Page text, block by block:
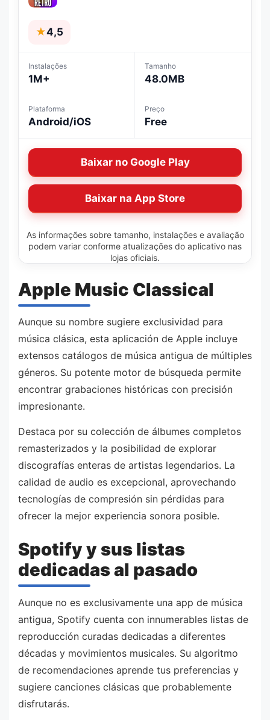
★4,5
Instalações
1M+
Tamanho
48.0MB
Plataforma
Android/iOS
Preço
Free
Baixar no Google Play
Baixar na App Store
As informações sobre tamanho, instalações e avaliação
podem variar conforme atualizações do aplicativo nas
lojas oficiais.
Apple Music Classical
Aunque su nombre sugiere exclusividad para
música clásica, esta aplicación de Apple incluye
extensos catálogos de música antigua de múltiples
géneros. Su potente motor de búsqueda permite
encontrar grabaciones históricas con precisión
impresionante.
Destaca por su colección de álbumes completos
remasterizados y la posibilidad de explorar
discografías enteras de artistas legendarios. La
calidad de audio es excepcional, aprovechando
tecnologías de compresión sin pérdidas para
ofrecer la mejor experiencia sonora posible.
Spotify y sus listas
dedicadas al pasado
Aunque no es exclusivamente una app de música
antigua, Spotify cuenta con innumerables listas de
reproducción curadas dedicadas a diferentes
décadas y movimientos musicales. Su algoritmo
de recomendaciones aprende tus preferencias y
sugiere canciones clásicas que probablemente
disfrutarás.